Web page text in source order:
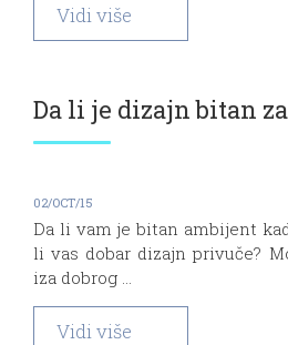
Vidi više
Da li je dizajn bitan
02/OCT/15
Da li vam je bitan ambijent
li vas dobar dizajn privuče?
iza dobrog ...
Vidi više